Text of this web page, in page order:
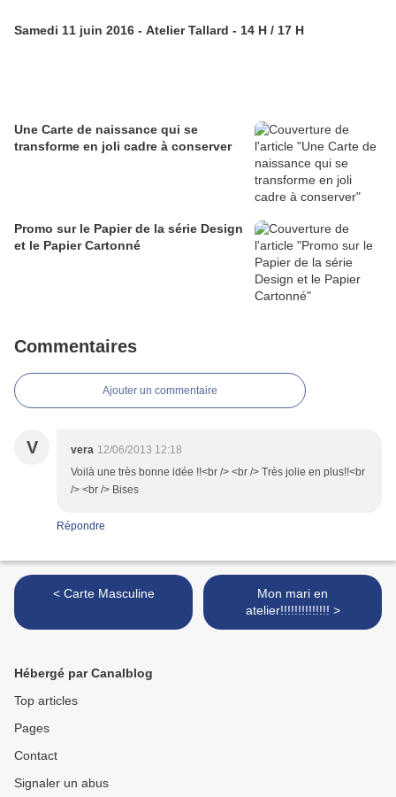
Samedi 11 juin 2016 - Atelier Tallard - 14 H / 17 H
Une Carte de naissance qui se
transforme en joli cadre à conserver
Promo sur le Papier de la série Design
et le Papier Cartonné
Commentaires
Ajouter un commentaire
V vera 12/06/2013 12:18
Voilà une très bonne idée !!<br /> <br /> Très jolie en plus!!<br
/> <br /> Bises
Répondre
< Carte Masculine
Mon mari en
atelier!!!!!!!!!!!!!! >
Hébergé par Canalblog
Top articles
Pages
Contact
Signaler un abus